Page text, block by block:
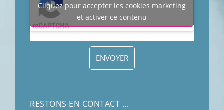
RESTONS EN CONTACT ...
Cliquez pour accepter les cookies marketing
et activer ce contenu
ENVOYER